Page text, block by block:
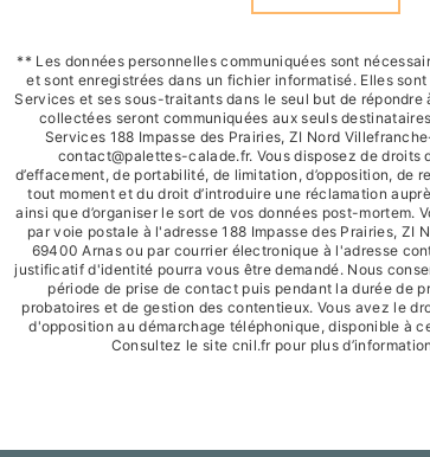
** Les données personnelles communiquées sont
et sont enregistrées dans un fichier informatisé. Elles
Services et ses sous-traitants dans le seul but de répondre
collectées seront communiquées aux seuls
Services 188 Impasse des Prairies, ZI Nord
contact@palettes-calade.fr. Vous disposez de droits
d’effacement, de portabilité, de limitation, d’opposition, de
tout moment et du droit d’introduire une réclamation
ainsi que d’organiser le sort de vos données post-mortem.
par voie postale à l'adresse 188 Impasse des Prairies, ZI
69400 Arnas ou par courrier électronique à l'adresse
justificatif d'identité pourra vous être demandé. Nous
période de prise de contact puis pendant la durée de
probatoires et de gestion des contentieux. Vous avez le
d'opposition au démarchage téléphonique, disponible à
Consultez le site cnil.fr pour plus